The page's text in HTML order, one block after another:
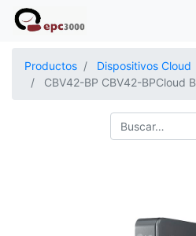
Productos
Dispositivos Cloud
CBV42-BP CBV42-BPCloud